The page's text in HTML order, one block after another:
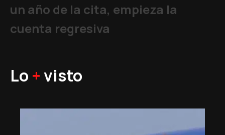
un año de la cita, empieza la
cuenta regresiva
Lo +visto